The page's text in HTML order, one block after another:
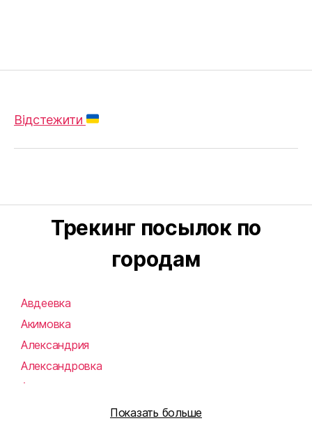
Відстежити
Трекинг посылок по
городам
Авдеевка
Акимовка
Александрия
Александровка
Алупка
Показать больше